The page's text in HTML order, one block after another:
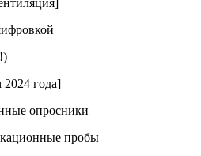
2024 года]
опросники
пробы